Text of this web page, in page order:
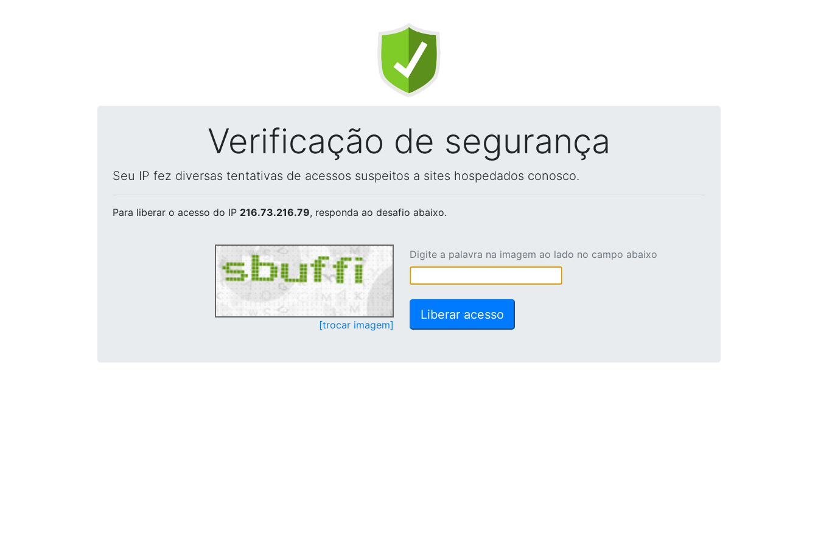
Verificação de segurança
Seu IP fez diversas tentativas de acessos suspeitos a sites hospedados conosco.
Para liberar o acesso do IP 216.73.216.79, responda ao desafio abaixo.
[trocar imagem]
Digite a palavra na imagem ao lado no campo abaixo